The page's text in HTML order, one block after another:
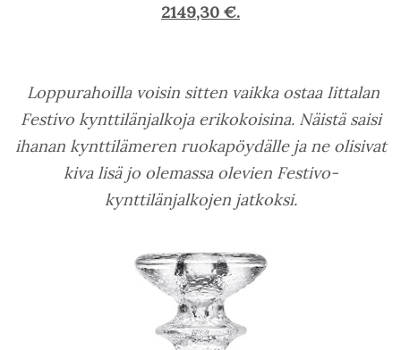
2149,30 €.
Loppurahoilla voisin sitten vaikka ostaa Iittalan
Festivo kynttilänjalkoja erikokoisina. Näistä saisi
ihanan kynttilämeren ruokapöydälle ja ne olisivat
kiva lisä jo olemassa olevien Festivo-
kynttilänjalkojen jatkoksi.